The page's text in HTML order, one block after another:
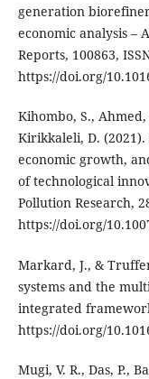
generation
economic analysis –
Reports, 100863,
https://doi.org/
Kihombo, S., Ahmed,
Kirikkaleli, D.
economic growth,
of technological
Pollution Research,
https://doi.org/
Markard, J., &
systems and the
integrated
https://doi.org/
Mugi, V. R., Das, P.,